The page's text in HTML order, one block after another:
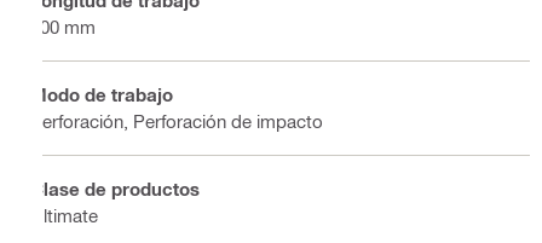
100 mm
Modo de trabajo
Perforación, Perforación de impacto
Clase de productos
Ultimate